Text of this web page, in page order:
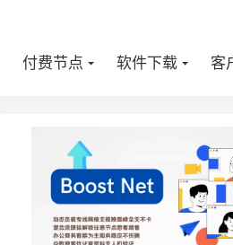
付费节点 软件下载 客